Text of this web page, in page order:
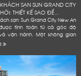
SẠN SUN GRAND CITY
THIẾT KẾ SAO ĐỂ...
sạn Sun Grand City New An
tính toán từ cả góc độ
vận hành. Một không gian
tạo ấn tượng ban đầu. Tuy